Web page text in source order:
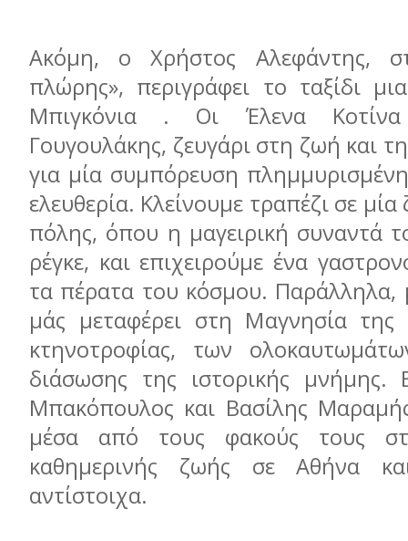
Ακόμη, ο Χρήστος Αλεφάντης,
πλώρης», περιγράφει το ταξίδι
Μπιγκόνια . Οι Έλενα
Γουγουλάκης, ζευγάρι στη ζωή και
για μία συμπόρευση
ελευθερία. Κλείνουμε τραπέζι σε
πόλης, όπου η μαγειρική συναντά
ρέγκε, και επιχειρούμε ένα
τα πέρατα του κόσμου. Παράλληλα,
μάς μεταφέρει στη Μαγνησία της
κτηνοτροφίας, των
διάσωσης της ιστορικής
Μπακόπουλος και Βασίλης
μέσα από τους φακούς τους
καθημερινής ζωής σε Αθήνα
αντίστοιχα.